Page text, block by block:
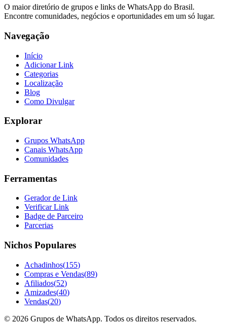
O maior diretório de grupos e links de WhatsApp do Brasil.
Encontre comunidades, negócios e oportunidades em um só lugar.
Navegação
Início
Adicionar Link
Categorias
Localização
Blog
Como Divulgar
Explorar
Grupos WhatsApp
Canais WhatsApp
Comunidades
Ferramentas
Gerador de Link
Verificar Link
Badge de Parceiro
Parcerias
Nichos Populares
Achadinhos(155)
Compras e Vendas(89)
Afiliados(52)
Amizades(40)
Vendas(20)
© 2026 Grupos de WhatsApp. Todos os direitos reservados.